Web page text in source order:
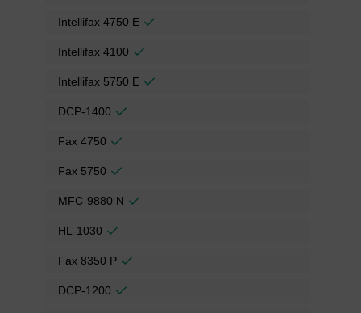
Intellifax 4750 E
Intellifax 4100
Intellifax 5750 E
DCP-1400
Fax 4750
Fax 5750
MFC-9880 N
HL-1030
Fax 8350 P
DCP-1200